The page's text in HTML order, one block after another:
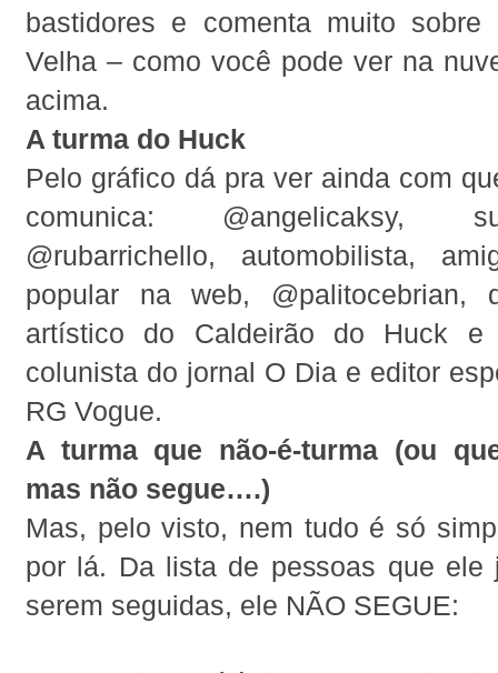
bastidores e comenta muito
Velha – como você pode ver na
acima.
A turma do Huck
Pelo gráfico dá pra ver ainda com
comunica: @angelicaksy,
@rubarrichello, automobilista,
popular na web, @palitocebrian,
artístico do Caldeirão do Huck e
colunista do jornal O Dia e editor
RG Vogue.
A turma que não-é-turma (ou
mas não segue….)
Mas, pelo visto, nem tudo é só
por lá. Da lista de pessoas que ele
serem seguidas, ele NÃO SEGUE: